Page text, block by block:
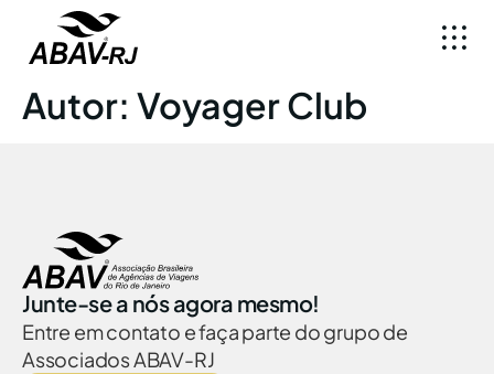
Autor: Voyager Club
Junte-se a nós agora mesmo!
Entre em contato e faça parte do grupo de
Associados ABAV-RJ